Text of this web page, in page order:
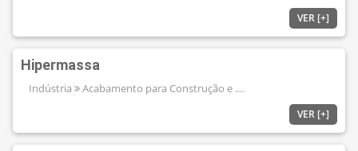
VER [+]
Hipermassa
Indústria Acabamento para Construção e ....
VER [+]